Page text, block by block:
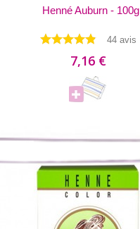
Henné Auburn - 100g
44 avis
7,16 €